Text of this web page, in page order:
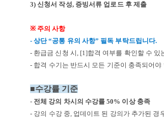
3) 신청서 작성, 증빙서류 업로드 후 제출
※ 주의 사항
- 상단“공통 유의 사항” 필독 부탁드립니다.
- 환급금 신청 시, [1]합격 여부를 확인할 수 있
- 합격 수기는 반드시 모든 기준이 충족되어야
■수강률 기준
- 전체 강의 차시의 수강률50% 이상 충족
- 강의 수강 중, 업데이트 된 강의가 추가된 경